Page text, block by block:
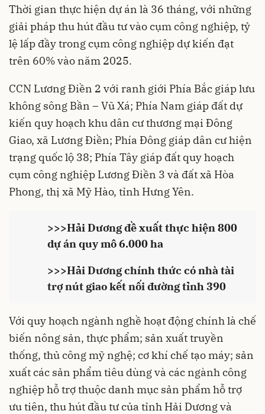
Thời gian thực hiện dự án là 36 tháng, với những
giải pháp thu hút đầu tư vào cụm công nghiệp, tỷ
lệ lấp đầy trong cụm công nghiệp dự kiến đạt
trên 60% vào năm 2025.
CCN Lương Điền 2 với ranh giới Phía Bắc giáp lưu
không sông Bần – Vũ Xá; Phía Nam giáp đất dự
kiến quy hoạch khu dân cư thương mại Đông
Giao, xã Lương Điền; Phía Đông giáp dân cư hiện
trạng quốc lộ 38; Phía Tây giáp đất quy hoạch
cụm công nghiệp Lương Điền 3 và đất xã Hòa
Phong, thị xã Mỹ Hào, tỉnh Hưng Yên.
>>>Hải Dương đề xuất thực hiện 800
dự án quy mô 6.000 ha
>>>Hải Dương chính thức có nhà tài
trợ nút giao kết nối đường tỉnh 390
Với quy hoạch ngành nghề hoạt động chính là chế
biến nông sản, thực phẩm; sản xuất truyền
thống, thủ công mỹ nghệ; cơ khí chế tạo máy; sản
xuất các sản phẩm tiêu dùng và các ngành công
nghiệp hỗ trợ thuộc danh mục sản phẩm hỗ trợ
ưu tiên, thu hút đầu tư của tỉnh Hải Dương và